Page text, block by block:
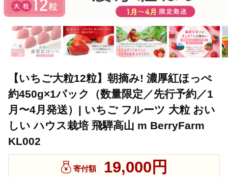
【いちご大粒12粒】朝摘み! 濃厚紅ほっぺ
約450g×1パック（数量限定／先行予約／1
月〜4月発送）| いちご フルーツ 大粒 おい
しい ハウス栽培 飛騨高山 m BerryFarm
KL002
寄付額 19,000円